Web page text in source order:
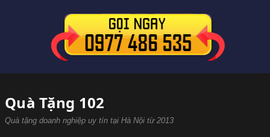
Quà Tặng 102
Quà tặng doanh nghiệp uy tín tại Hà Nội từ 2013